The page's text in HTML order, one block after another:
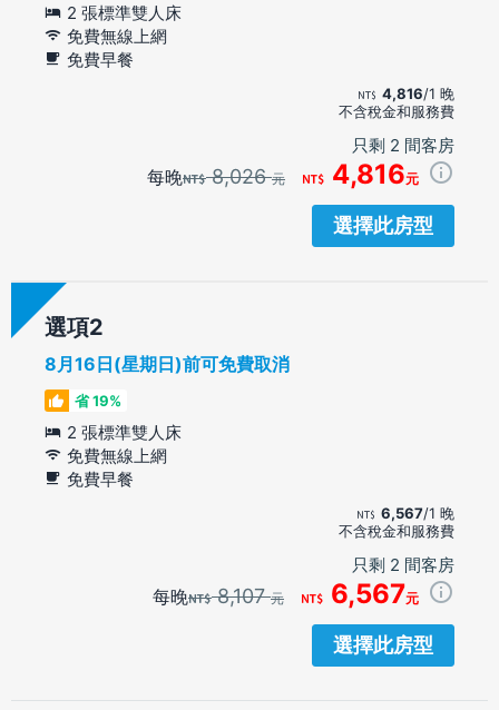
2 張標準雙人床
免費無線上網
免費早餐
4,816/1 晚
不含稅金和服務費
只剩 2 間客房
每晚 8,026元 4,816元
選擇此房型
選項
8月16日(星期日)前可免費取消
省 19%
2 張標準雙人床
免費無線上網
免費早餐
6,567/1 晚
不含稅金和服務費
只剩 2 間客房
每晚 8,107元 6,567元
選擇此房型